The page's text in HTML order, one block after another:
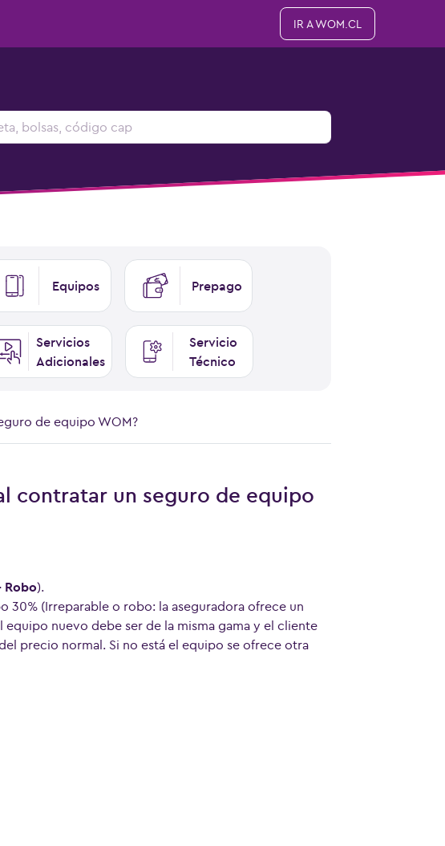
IR A WOM.CL
Equipos Prepago
Servicios
Adicionales
Servicio
Técnico
de equipo WOM?
contratar un seguro de equipo
Robo).
(Irreparable o robo: la aseguradora ofrece un
nuevo debe ser de la misma gama y el cliente
precio normal. Si no está el equipo se ofrece otra